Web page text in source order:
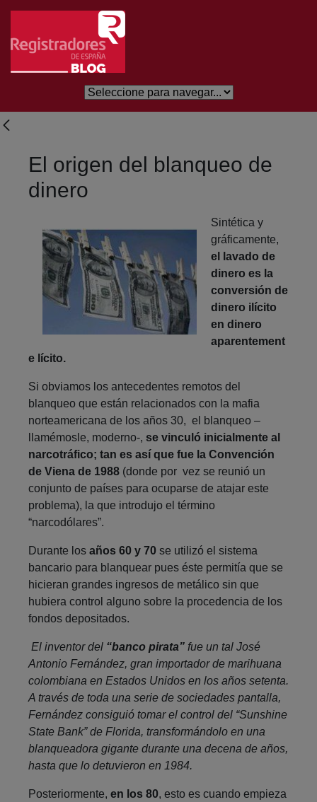
Skip to Main Content
El origen del blanqueo de
dinero
Sintética y
gráficamente,
el lavado de
dinero es la
conversión de
dinero ilícito
en dinero
aparentement
e lícito.
Si obviamos los antecedentes remotos del
blanqueo que están relacionados con la mafia
norteamericana de los años 30, el blanqueo –
llamémosle, moderno-, se vinculó inicialmente al
narcotráfico; tan es así que fue la Convención
de Viena de 1988 (donde por vez se reunió un
conjunto de países para ocuparse de atajar este
problema), la que introdujo el término
“narcodólares”.
Durante los años 60 y 70 se utilizó el sistema
bancario para blanquear pues éste permitía que se
hicieran grandes ingresos de metálico sin que
hubiera control alguno sobre la procedencia de los
fondos depositados.
El inventor del “banco pirata” fue un tal José
Antonio Fernández, gran importador de marihuana
colombiana en Estados Unidos en los años setenta.
A través de toda una serie de sociedades pantalla,
Fernández consiguió tomar el control del “Sunshine
State Bank” de Florida, transformándolo en una
blanqueadora gigante durante una decena de años,
hasta que lo detuvieron en 1984.
Posteriormente, en los 80, esto es cuando empieza